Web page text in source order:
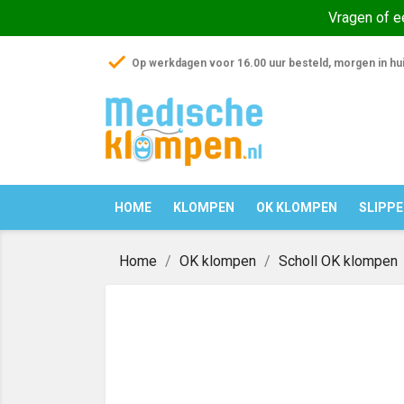
Vragen of
check Op werkdagen voor 16.00 uur besteld, morgen in
HOME KLOMPEN OK KLOMPEN
Home OK klompen Scholl OK klompen